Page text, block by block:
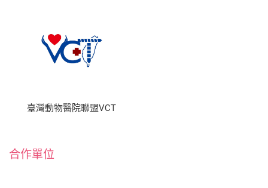
臺灣動物醫院聯盟VCT
合作單位